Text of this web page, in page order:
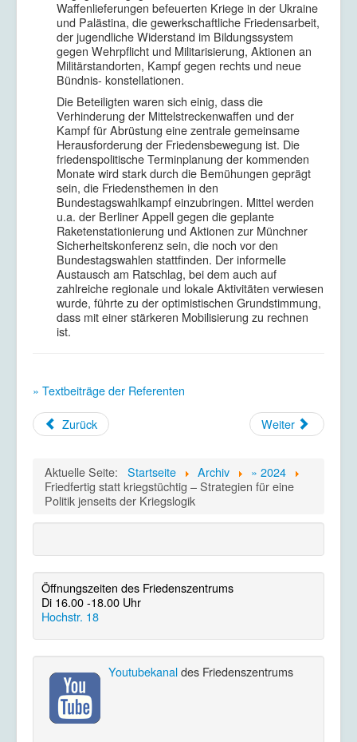
Waffenlieferungen befeuerten Kriege in der Ukraine
und Palästina, die gewerkschaftliche Friedensarbeit,
der jugendliche Widerstand im Bildungssystem
gegen Wehrpflicht und Militarisierung, Aktionen an
Militärstandorten, Kampf gegen rechts und neue
Bündnis- konstellationen.
Die Beteiligten waren sich einig, dass die
Verhinderung der Mittelstreckenwaffen und der
Kampf für Abrüstung eine zentrale gemeinsame
Herausforderung der Friedensbewegung ist. Die
friedenspolitische Terminplanung der kommenden
Monate wird stark durch die Bemühungen geprägt
sein, die Friedensthemen in den
Bundestagswahlkampf einzubringen. Mittel werden
u.a. der Berliner Appell gegen die geplante
Raketenstationierung und Aktionen zur Münchner
Sicherheitskonferenz sein, die noch vor den
Bundestagswahlen stattfinden. Der informelle
Austausch am Ratschlag, bei dem auch auf
zahlreiche regionale und lokale Aktivitäten verwiesen
wurde, führte zu der optimistischen Grundstimmung,
dass mit einer stärkeren Mobilisierung zu rechnen
ist.
» Textbeiträge der Referenten
Zurück
Weiter
Aktuelle Seite: Startseite Archiv
» 2024
Friedfertig statt kriegstüchtig – Strategien für eine
Politik jenseits der Kriegslogik
Öffnungszeiten des Friedenszentrums
Di 16.00 -18.00 Uhr
Hochstr. 18
Youtubekanaldes Friedenszentrums